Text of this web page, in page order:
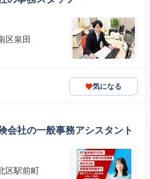
区泉田
気になる
会社の一般事務アシスタント
区駅前町